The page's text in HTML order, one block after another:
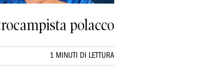
polacco
1 MINUTI DI LETTURA